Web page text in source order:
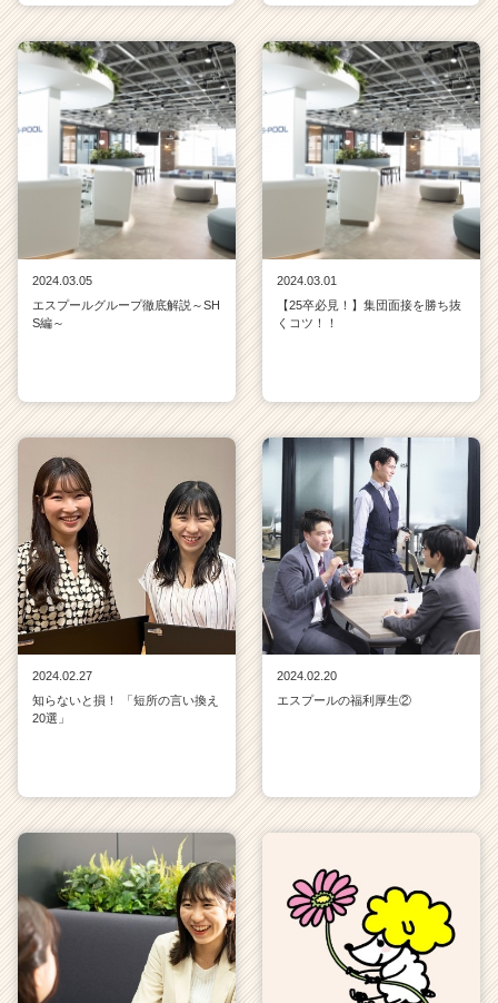
2024.03.05
エスプールグループ徹底解説～SH
S編～
2024.03.01
【25卒必見！】集団面接を勝ち抜
くコツ！！
2024.02.27
知らないと損！ 「短所の言い換え
20選」
2024.02.20
エスプールの福利厚生②